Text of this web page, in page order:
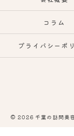
コラム
プライバシーポ
© 2026 千葉の訪問美